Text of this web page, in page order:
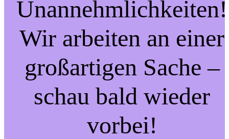
Unannehmlichkeiten!
Wir arbeiten an einer
großartigen Sache –
schau bald wieder
vorbei!